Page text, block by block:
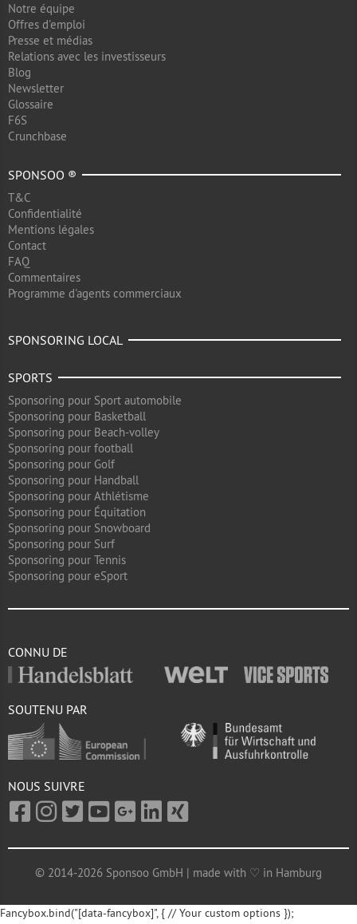
Notre équipe
Offres d'emploi
Presse et médias
Relations avec les investisseurs
Blog
Newsletter
Glossaire
F6S
Crunchbase
SPONSOO ®
T&C
Confidentialité
Mentions légales
Contact
FAQ
Commentaires
Programme d'agents commerciaux
SPONSORING LOCAL
SPORTS
Sponsoring pour Sport automobile
Sponsoring pour Basketball
Sponsoring pour Beach-volley
Sponsoring pour football
Sponsoring pour Golf
Sponsoring pour Handball
Sponsoring pour Athlétisme
Sponsoring pour Équitation
Sponsoring pour Snowboard
Sponsoring pour Surf
Sponsoring pour Tennis
Sponsoring pour eSport
CONNU DE
SOUTENU PAR
NOUS SUIVRE
© 2014-2026 Sponsoo GmbH | made with ♡ in Hamburg
Fancybox.bind("[data-fancybox]", { // Your custom options });